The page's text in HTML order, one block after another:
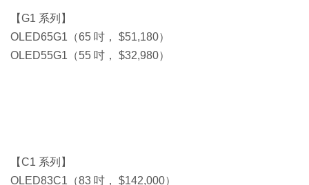
【G1 系列】
OLED65G1（65 吋， $51,180）
OLED55G1（55 吋， $32,980）
【C1 系列】
OLED83C1（83 吋， $142,000）